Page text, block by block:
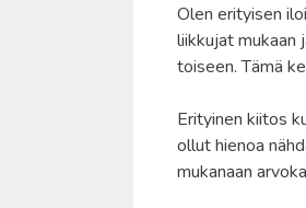
Olen erityisen
liikkujat mukaan
toiseen. Tämä
Erityinen kiitos
ollut hienoa
mukanaan